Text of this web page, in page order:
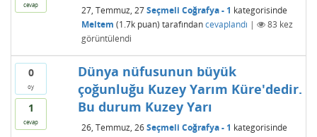
cevap 27, Temmuz, 27 Seçmeli Coğrafya - 1 kategorisinde
Meltem (1.7kpuan) tarafından cevaplandı | 83 kez
görüntülendi
0
oy
1
cevap
Dünya nüfusunun büyük
çoğunluğu Kuzey Yarım Küre'dedir.
Bu durum Kuzey Yarı
26, Temmuz, 26 Seçmeli Coğrafya - 1 kategorisinde